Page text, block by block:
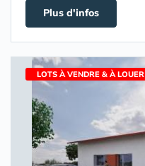
Plus d'infos
LOTS À VENDRE & À LOUER